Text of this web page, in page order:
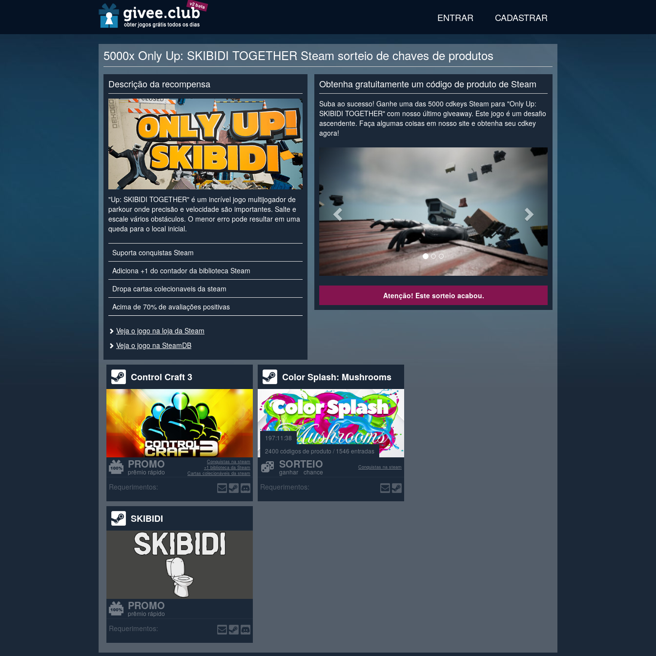
v2 beta
ENTRAR CADASTRAR
5000x Only Up: SKIBIDI TOGETHER Steam sorteio de chaves de produtos
Descrição da recompensa
"Up: SKIBIDI TOGETHER" é um incrível jogo multijogador de
parkour onde precisão e velocidade são importantes. Salte e
escale vários obstáculos. O menor erro pode resultar em uma
queda para o local inicial.
Suporta conquistas Steam
Adiciona +1 do contador da biblioteca Steam
Dropa cartas colecionaveis da steam
Acima de 70% de avaliações positivas
Veja o jogo na loja da Steam
Veja o jogo na SteamDB
Obtenha gratuitamente um código de produto de Steam
Suba ao sucesso! Ganhe uma das 5000 cdkeys Steam para "Only Up:
SKIBIDI TOGETHER" com nosso último giveaway. Este jogo é um desafio
ascendente. Faça algumas coisas em nosso site e obtenha seu cdkey
agora!
>
Atenção! Este sorteio acabou.
Control Craft 3
PROMO
prêmio rápido
Conquistas na steam
+1 biblioteca da Steam
Cartas colecionáveis da steam
Requerimentos:
Color Splash: Mushrooms
197:11:38
2400 códigos de produto / 1546 entradas
SORTEIO
ganhar chance
Conquistas na steam
Requerimentos:
SKIBIDI
PROMO
prêmio rápido
Requerimentos: